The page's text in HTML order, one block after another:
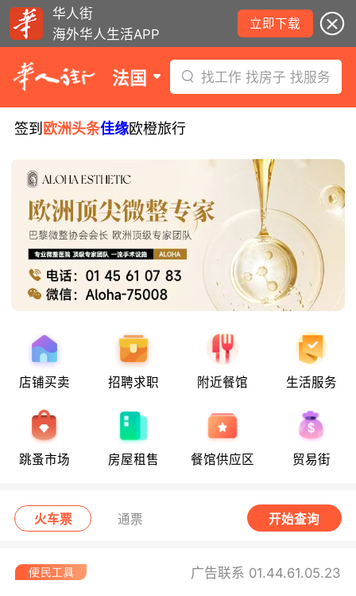
华人街
海外华人生活APP
立即下载
法国 找工作 找房子 找服务
签到 欧洲头条佳缘欧橙旅行
店铺买卖 招聘求职 附近餐馆 生活服务
跳蚤市场 房屋租售 餐馆供应区 贸易街
火车票 通票 开始查询
广告联系 01.44.61.05.23